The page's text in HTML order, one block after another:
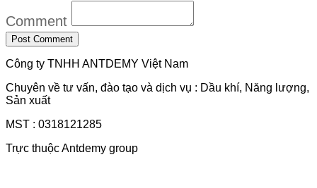
Comment
Công ty TNHH ANTDEMY Việt Nam
Chuyên về tư vấn, đào tạo và dịch vụ : Dầu khí, Năng lượng,
Sản xuất
MST : 0318121285
Trực thuộc Antdemy group